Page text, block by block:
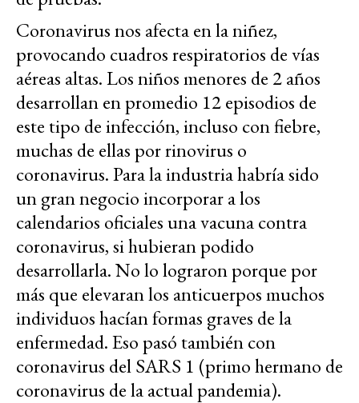
Coronavirus nos afecta en la niñez,
provocando cuadros respiratorios de vías
aéreas altas. Los niños menores de 2 años
desarrollan en promedio 12 episodios de
este tipo de infección, incluso con fiebre,
muchas de ellas por rinovirus o
coronavirus. Para la industria habría sido
un gran negocio incorporar a los
calendarios oficiales una vacuna contra
coronavirus, si hubieran podido
desarrollarla. No lo lograron porque por
más que elevaran los anticuerpos muchos
individuos hacían formas graves de la
enfermedad. Eso pasó también con
coronavirus del SARS 1 (primo hermano de
coronavirus de la actual pandemia).